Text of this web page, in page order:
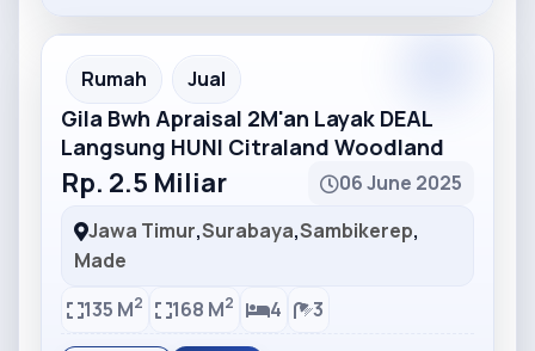
Partner Ad
Rumah Jual
Gila Bwh Apraisal 2M'an Layak DEAL
Langsung HUNI Citraland Woodland
Rp. 2.5 Miliar
06 June 2025
Jawa Timur,Surabaya,Sambikerep,
Made
135 M2 168 M2 4 3